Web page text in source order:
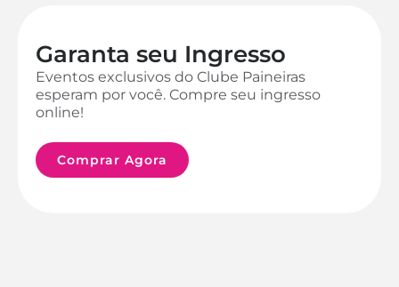
Garanta seu Ingresso
Eventos exclusivos do Clube Paineiras
esperam por você. Compre seu ingresso
online!
Comprar Agora